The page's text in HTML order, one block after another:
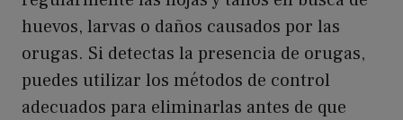
huevos, larvas o daños causados por las
orugas. Si detectas la presencia de orugas,
puedes utilizar los métodos de control
adecuados para eliminarlas antes de que